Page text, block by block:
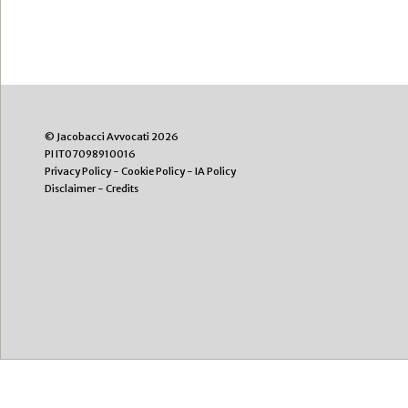
© Jacobacci Avvocati 2026
PI IT07098910016
Privacy Policy- Cookie Policy- IA Policy
Disclaimer- Credits